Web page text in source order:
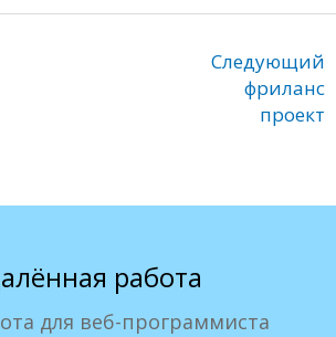
Следующий
фриланс
проект
работа
для веб-программиста